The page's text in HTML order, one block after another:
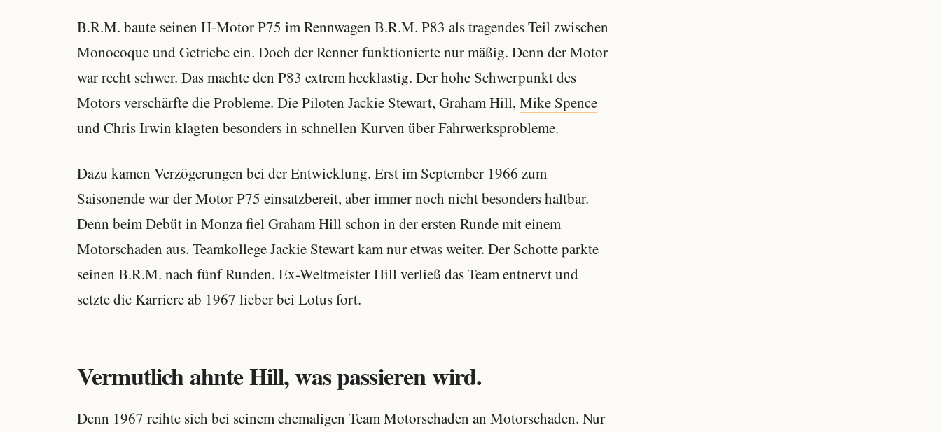
B.R.M. baute seinen H-Motor P75 im Rennwagen B.R.M. P83 als tragendes Teil zwischen
Monocoque und Getriebe ein. Doch der Renner funktionierte nur mäßig. Denn der Motor
war recht schwer. Das machte den P83 extrem hecklastig. Der hohe Schwerpunkt des
Motors verschärfte die Probleme. Die Piloten Jackie Stewart, Graham Hill, Mike Spence
und Chris Irwin klagten besonders in schnellen Kurven über Fahrwerksprobleme.
Dazu kamen Verzögerungen bei der Entwicklung. Erst im September 1966 zum
Saisonende war der Motor P75 einsatzbereit, aber immer noch nicht besonders haltbar.
Denn beim Debüt in Monza fiel Graham Hill schon in der ersten Runde mit einem
Motorschaden aus. Teamkollege Jackie Stewart kam nur etwas weiter. Der Schotte parkte
seinen B.R.M. nach fünf Runden. Ex-Weltmeister Hill verließ das Team entnervt und
setzte die Karriere ab 1967 lieber bei Lotus fort.
Vermutlich ahnte Hill, was passieren wird.
Denn 1967 reihte sich bei seinem ehemaligen Team Motorschaden an Motorschaden. Nur